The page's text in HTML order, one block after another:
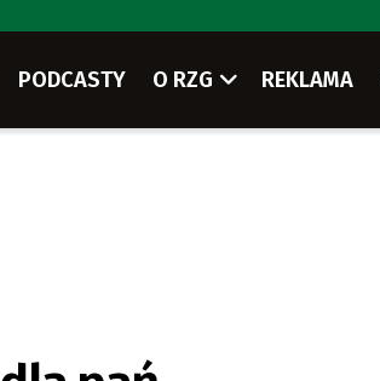
PODCASTY O RZG REKLAMA